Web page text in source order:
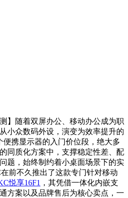
】随着双屏办公、移动办公成为职
小众数码外设，演变为效率提升的
便携显示器的入门价位段，绝大多
同质化方案中，支撑稳定性差、配
题，始终制约着小桌面场景下的实
前不久推出了这款专门针对移动
悦享16F1 ，其凭借一体化内嵌支
方案以及品牌售后为核心卖点，一